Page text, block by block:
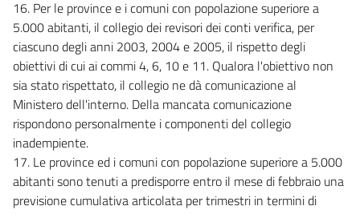
16. Per le province e i comuni con popolazione superiore a
5.000 abitanti, il collegio dei revisori dei conti verifica, per
ciascuno degli anni 2003, 2004 e 2005, il rispetto degli
obiettivi di cui ai commi 4, 6, 10 e 11. Qualora l'obiettivo non
sia stato rispettato, il collegio ne dà comunicazione al
Ministero dell'interno. Della mancata comunicazione
rispondono personalmente i componenti del collegio
inadempiente.
17. Le province ed i comuni con popolazione superiore a 5.000
abitanti sono tenuti a predisporre entro il mese di febbraio una
previsione cumulativa articolata per trimestri in termini di